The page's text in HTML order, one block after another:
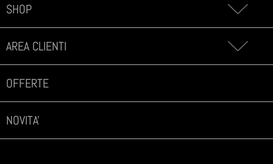
SHOP
AREA CLIENTI
OFFERTE
NOVITA'